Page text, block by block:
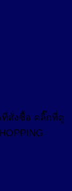
ที่สั่งซื้อ คลิ๊กที่ดู